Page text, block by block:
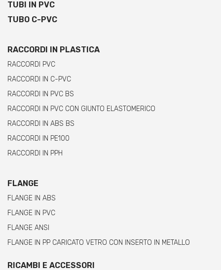
TUBI IN PVC
TUBO C-PVC
RACCORDI IN PLASTICA
RACCORDI PVC
RACCORDI IN C-PVC
RACCORDI IN PVC BS
RACCORDI IN PVC CON GIUNTO ELASTOMERICO
RACCORDI IN ABS BS
RACCORDI IN PE100
RACCORDI IN PPH
FLANGE
FLANGE IN ABS
FLANGE IN PVC
FLANGE ANSI
FLANGE IN PP CARICATO VETRO CON INSERTO IN METALLO
RICAMBI E ACCESSORI